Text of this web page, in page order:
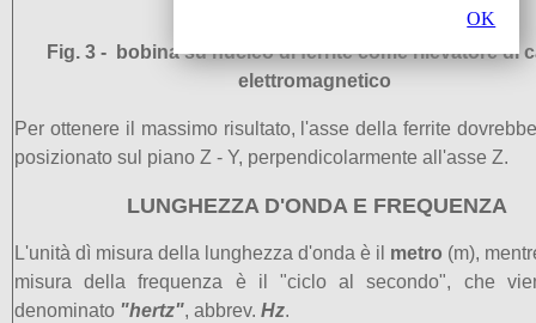
Fig. 3 - bobina su nucleo di ferrite come rilevatore di
elettromagnetico
Per ottenere il massimo risultato, l'asse della ferrite
posizionato sul piano Z - Y, perpendicolarmente all'asse Z.
LUNGHEZZA D'ONDA E FREQUENZA
L'unità dì misura della lunghezza d'onda è il metro (m),
misura della frequenza è il "ciclo al secondo", che
denominato "hertz", abbrev. Hz.
OK